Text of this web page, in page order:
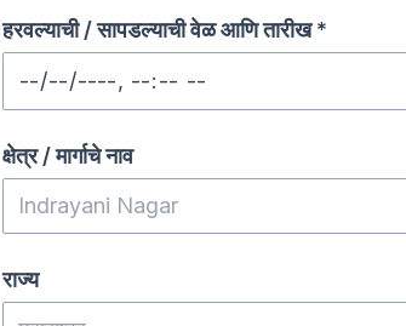
हरवल्याची / सापडल्याची वेळ आणि तारीख*
क्षेत्र / मार्गाचे नाव
राज्य